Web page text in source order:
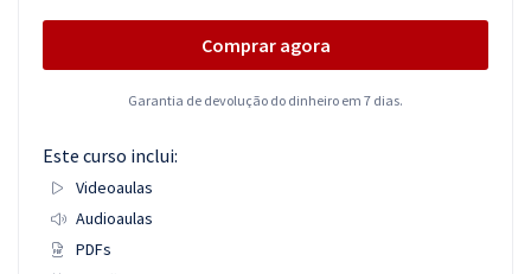
Comprar agora
Garantia de devolução do dinheiro em 7 dias.
Este curso inclui:
Videoaulas
Audioaulas
PDFs